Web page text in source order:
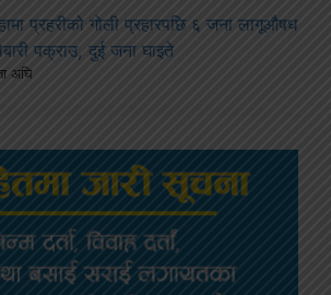
प्रहरीको गोली प्रहारपछि ६ जना लागूऔषध
पक्राउ, दुई जना घाइते
अघि